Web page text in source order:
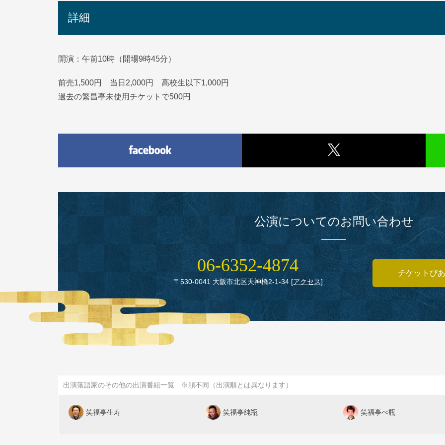
詳細
開演：午前10時（開場9時45分）
前売1,500円 当日2,000円 高校生以下1,000円
過去の繁昌亭未使用チケットで500円
公演についてのお問い合わせ
06‑6352‑4874
〒530‑0041 大阪市北区天神橋2‑1‑34[アクセス]
チケットぴ
出演落語家のその他の出演番組一覧 ※順不同（出演順とは異なります）
笑福亭生寿 笑福亭純瓶 笑福亭べ瓶